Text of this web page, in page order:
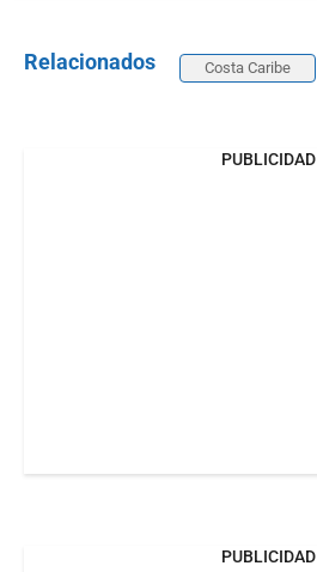
Relacionados Costa Caribe
PUBLICIDAD
PUBLICIDAD